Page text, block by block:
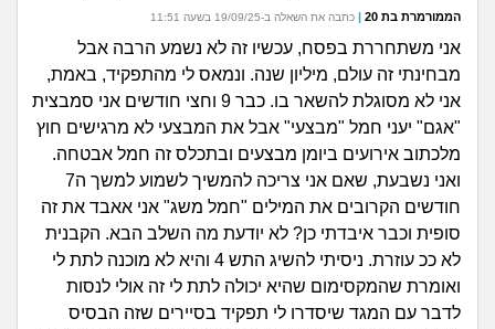
עצות חדשות
מה קורה כאן?
מתחם הטיפים
מדורים
זוגיות
היריון ולידה
חיפוש שאלות
הרשמה | התחברות
הממורמרת בת 20 | כתבה את השאלה ב-19/09/25 בשעה 11:51
אני משתחררת בפסח, עכשיו זה לא נשמע הרבה אבל
מבחינתי זה עולם, מיליון שנה. ונמאס לי מהתפקיד, באמת,
אני לא מסוגלת להשאר בו. כבר 9 וחצי חודשים אני סמבצית
"אגם" יעני חמל "מבצעי" אבל את המבצעי לא מרגישים חוץ
מלכתוב אירועים ביומן מבצעים ובתכלס זה חמל אבטחה.
ואני נשבעת, שאם אני צריכה להמשיך לשמוע למשך ה7
חודשים הקרובים את המילים "חמל משג" אני אאבד את זה
סופית וכבר איבדתי כן? לא יודעת מה השלב הבא. הקבנית
לא ככ עוזרת. ניסיתי להשיג התש 4 והיא לא מוכנה לתת לי
ואומרת שהמקסימום שהיא יכולה לתת לי זה אולי לנסות
לדבר עם המגד שיסדרו לי תפקיד בסיירים שזה הבסיס